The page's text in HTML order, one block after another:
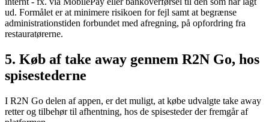
ud. Formålet er at minimere risikoen for fejl samt at begrænse
administrationstiden forbundet med afregning, på opfordring fra
restauratørerne.
5. Køb af take away gennem R2N Go, hos
spisestederne
I R2N Go delen af appen, er det muligt, at købe udvalgte take away
retter og tilbehør til afhentning, hos de spisesteder der fremgår af